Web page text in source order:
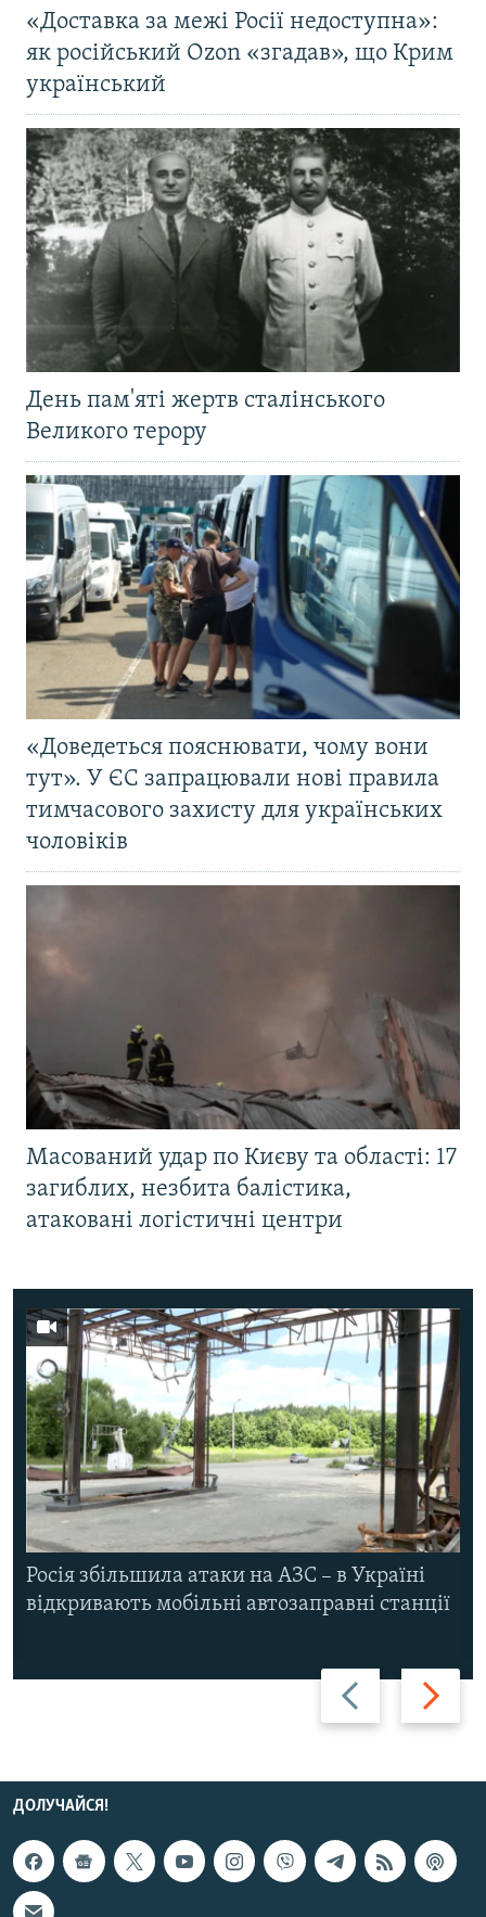
«Доставка за межі Росії недоступна»:
як російський Ozon «згадав», що Крим
український
День пам'яті жертв сталінського
Великого терору
«Доведеться пояснювати, чому вони
тут». У ЄС запрацювали нові правила
тимчасового захисту для українських
чоловіків
Масований удар по Києву та області: 17
загиблих, незбита балістика,
атаковані логістичні центри
Назад Вперед
Росія збільшила атаки на АЗС – в Україні
відкривають мобільні автозаправні станції
ДОЛУЧАЙСЯ!